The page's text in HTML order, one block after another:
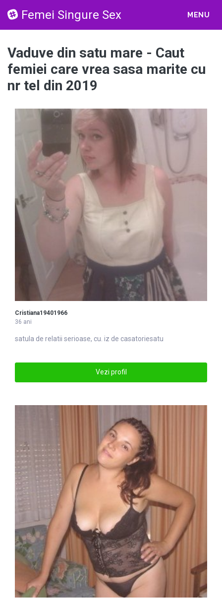
Femei Singure Sex MENU
Vaduve din satu mare - Caut
femiei care vrea sasa marite cu
nr tel din 2019
Cristiana19401966
36 ani
satu la de relatii serioase, cu. iz de casatoriesatu
Vezi profil